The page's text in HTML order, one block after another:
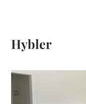
Hybler